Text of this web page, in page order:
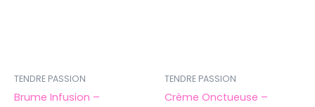
TENDRE PASSION
Brume Infusion –
TENDRE PASSION
Crème Onctueuse –